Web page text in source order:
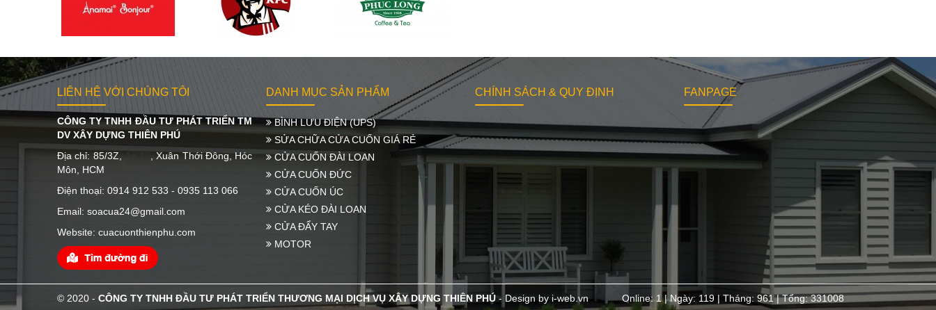
LIÊN HỆ VỚI CHÚNG TÔI
CÔNG TY TNHH ĐẦU TƯ PHÁT TRIỂN TM
DV XÂY DỰNG THIÊN PHÚ
Địa chỉ: 85/3Z,Ấp 13 , Xuân Thới Đông, Hóc
Môn, HCM
Điện thoại: 0914 912 533 - 0935 113 066
Email: soacua24@gmail.com
Website: cuacuonthienphu.com
DANH MỤC SẢN PHẨM
BÌNH LƯU ĐIỆN (UPS)
SỬA CHỮA CỬA CUỐN GIÁ RẺ
CỬA CUỐN ĐÀI LOAN
CỬA CUỐN ĐỨC
CỬA CUỐN ÚC
CỬA KÉO ĐÀI LOAN
CỬA ĐẨY TAY
MOTOR
CHÍNH SÁCH & QUY ĐỊNH FANPAGE
© 2020 -CÔNG TY TNHH ĐẦU TƯ PHÁT TRIỂN THƯƠNG MẠI DỊCH VỤ XÂY DỰNG THIÊN PHÚ - Design by i-web.vn Online: 1 | Ngày: 119 | Tháng: 961 | Tổng: 331008